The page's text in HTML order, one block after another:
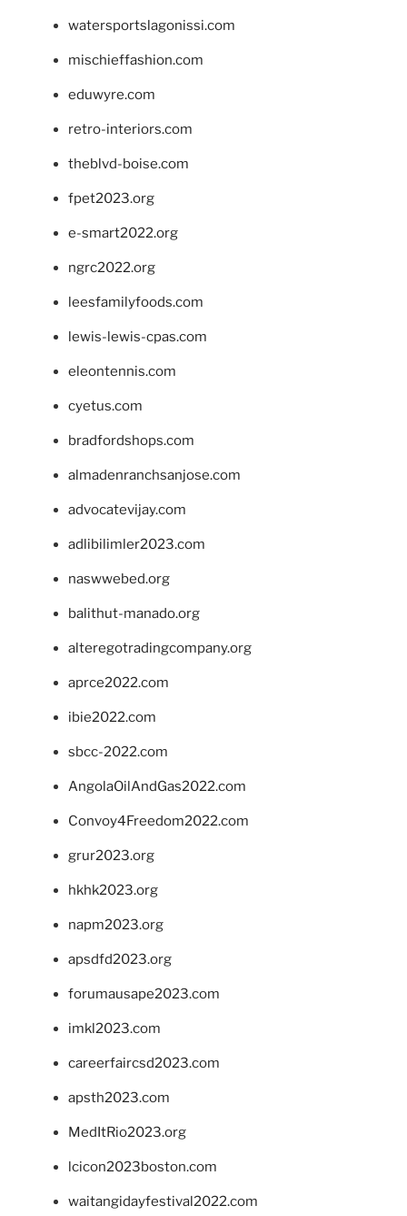
watersportslagonissi.com
mischieffashion.com
eduwyre.com
retro-interiors.com
theblvd-boise.com
fpet2023.org
e-smart2022.org
ngrc2022.org
leesfamilyfoods.com
lewis-lewis-cpas.com
eleontennis.com
cyetus.com
bradfordshops.com
almadenranchsanjose.com
advocatevijay.com
adlibilimler2023.com
naswwebed.org
balithut-manado.org
alteregotradingcompany.org
aprce2022.com
ibie2022.com
sbcc-2022.com
AngolaOilAndGas2022.com
Convoy4Freedom2022.com
grur2023.org
hkhk2023.org
napm2023.org
apsdfd2023.org
forumausape2023.com
imkl2023.com
careerfaircsd2023.com
apsth2023.com
MedItRio2023.org
lcicon2023boston.com
waitangidayfestival2022.com